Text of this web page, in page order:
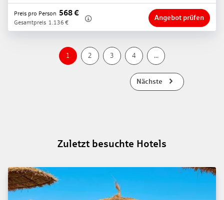
Preis pro Person 568€
Gesamtpreis 1.136 €
Angebot prüfen
1 2 3 4 ...
Nächste
Zuletzt besuchte Hotels